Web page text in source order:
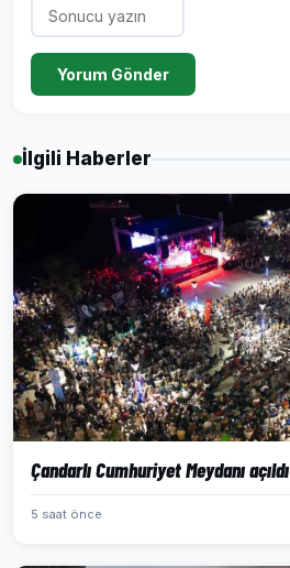
Yorum Gönder
İlgili Haberler
Çandarlı Cumhuriyet Meydanı açıldı
5 saat önce